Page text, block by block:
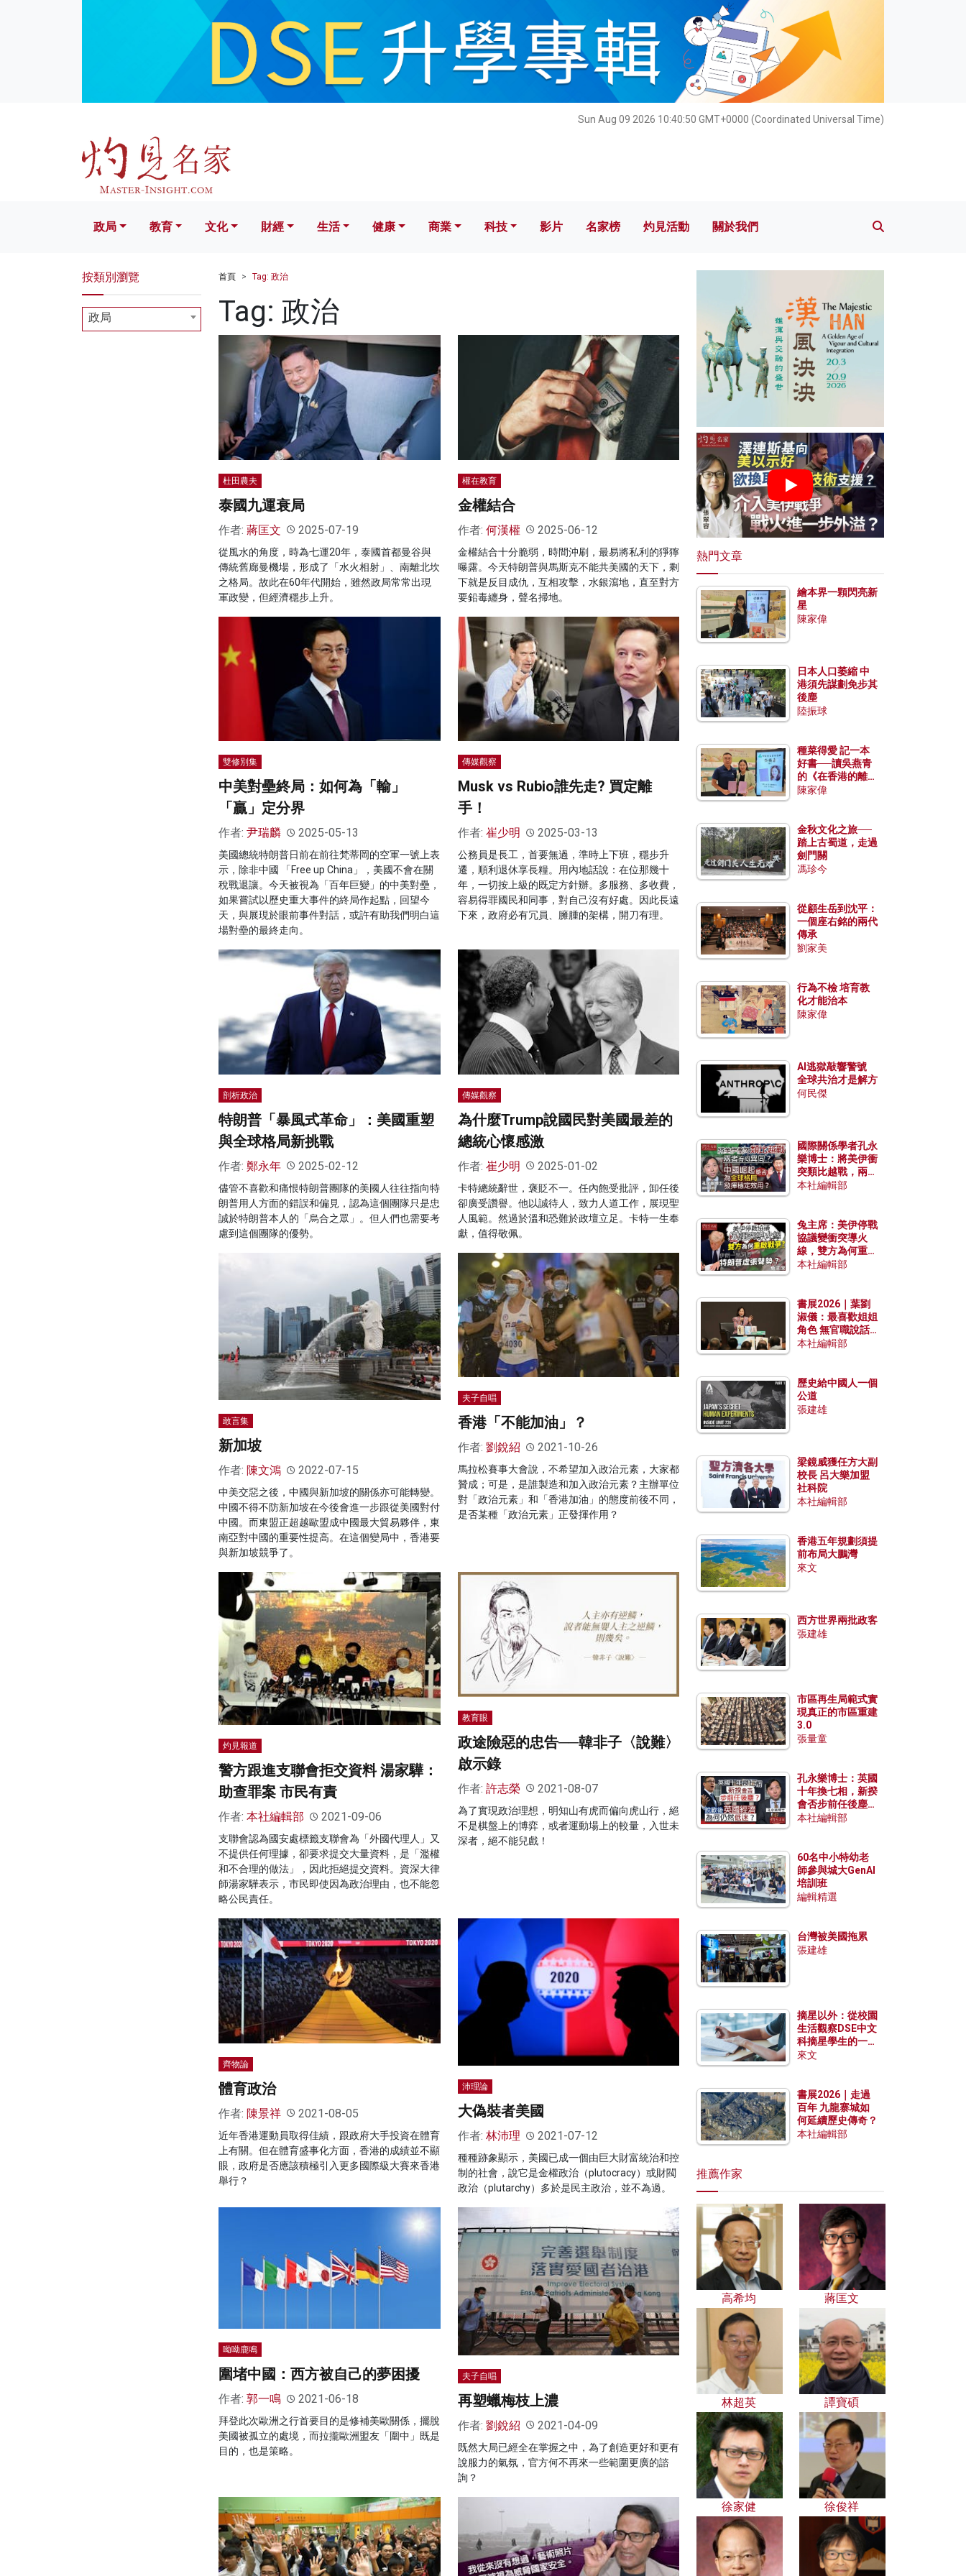
Sun Aug 09 2026 10:40:51 GMT+0000 (Coordinated Universal Time)
文化 財經 生活 健康 科技 影片 名家榜 灼見活動 關於我們
政局 教育 文化 財經 生活 健康 商業 科技 影片 名家榜 灼見活動 關於我們
首頁 Tag: 政治
Tag: 政治
杜田農夫
泰國九運衰局
作者: 蔣匡文 2025-07-19
從風水的角度，時為七運20年，泰國首都曼谷與
傳統舊廊曼機場，形成了「水火相射」、南離北坎
之格局。故此在60年代開始，雖然政局常常出現
軍政變，但經濟穩步上升。
權在教育
金權結合
作者: 何漢權 2025-06-12
金權結合十分脆弱，時間沖刷，最易將私利的猙獰
曝露。今天特朗普與馬斯克不能共美國的天下，剩
下就是反目成仇，互相攻擊，水銀瀉地，直至對方
要鉛毒纏身，聲名掃地。
雙修別集
中美對壘終局：如何為「輸」
「贏」定分界
作者: 尹瑞麟 2025-05-13
美國總統特朗普日前在前往梵蒂岡的空軍一號上表
示，除非中國 「Free up China」，美國不會在關
稅戰退讓。今天被視為「百年巨變」的中美對壘，
如果嘗試以歷史重大事件的終局作起點，回望今
天，與展現於眼前事件對話，或許有助我們明白這
場對壘的最終走向。
傳媒觀察
Musk vs Rubio誰先走? 買定離
手！
作者: 崔少明 2025-03-13
公務員是長工，首要無過，準時上下班，穩步升
遷，順利退休享長糧。用內地話說：在位那幾十
年，一切按上級的既定方針辦。多服務、多收費，
容易得罪國民和同事，對自己沒有好處。因此長遠
下來，政府必有冗員、臃腫的架構，開刀有理。
剖析政治
特朗普「暴風式革命」：美國重塑
與全球格局新挑戰
作者: 鄭永年 2025-02-12
儘管不喜歡和痛恨特朗普團隊的美國人往往指向特
朗普用人方面的錯誤和偏見，認為這個團隊只是忠
誠於特朗普本人的「烏合之眾」。但人們也需要考
慮到這個團隊的優勢。
傳媒觀察
為什麼Trump說國民對美國最差的
總統心懷感激
作者: 崔少明 2025-01-02
卡特總統辭世，褒貶不一。任內飽受批評，卸任後
卻廣受讚譽。他以誠待人，致力人道工作，展現聖
人風範。然過於溫和恐難於政壇立足。卡特一生奉
獻，值得敬佩。
敢言集
新加坡
作者: 陳文鴻 2022-07-15
中美交惡之後，中國與新加坡的關係亦可能轉變。
中國不得不防新加坡在今後會進一步跟從美國對付
中國。而東盟正超越歐盟成中國最大貿易夥伴，東
南亞對中國的重要性提高。在這個變局中，香港要
與新加坡競爭了。
夫子自唱
香港「不能加油」？
作者: 劉銳紹 2021-10-26
馬拉松賽事大會說，不希望加入政治元素，大家都
贊成；可是，是誰製造和加入政治元素？主辦單位
對「政治元素」和「香港加油」的態度前後不同，
是否某種「政治元素」正發揮作用？
灼見報道
警方跟進支聯會拒交資料 湯家驊：
助查罪案 市民有責
作者: 本社編輯部 2021-09-06
支聯會認為國安處標籤支聯會為「外國代理人」又
不提供任何理據，卻要求提交大量資料，是「濫權
和不合理的做法」，因此拒絕提交資料。資深大律
師湯家驊表示，市民即使因為政治理由，也不能忽
略公民責任。
教育眼
政途險惡的忠告──韓非子〈說難〉
啟示錄
作者: 許志榮 2021-08-07
為了實現政治理想，明知山有虎而偏向虎山行，絕
不是棋盤上的博弈，或者運動場上的較量，入世未
深者，絕不能兒戲！
齊物論
體育政治
作者: 陳景祥 2021-08-05
近年香港運動員取得佳績，跟政府大手投資在體育
上有關。但在體育盛事化方面，香港的成績並不顯
眼，政府是否應該積極引入更多國際級大賽來香港
舉行？
沛理論
大偽裝者美國
作者: 林沛理 2021-07-12
種種跡象顯示，美國已成一個由巨大財富統治和控
制的社會，說它是金權政治（plutocracy）或財閥
政治（plutarchy）多於是民主政治，並不為過。
呦呦鹿鳴
圍堵中國：西方被自己的夢困擾
作者: 郭一鳴 2021-06-18
拜登此次歐洲之行首要目的是修補美歐關係，擺脫
美國被孤立的處境，而拉攏歐洲盟友「圍中」既是
目的，也是策略。
夫子自唱
再塑蠟梅枝上濃
作者: 劉銳紹 2021-04-09
既然大局已經全在掌握之中，為了創造更好和更有
說服力的氣氛，官方何不再來一些範圍更廣的諮
詢？
按類別瀏覽
政局
熱門文章
繪本界一顆閃亮新
星
陳家偉
日本人口萎縮 中
港須先謀劃免步其
後塵
陸振球
種菜得愛 記一本
好書──讀吳燕青
的《在香港的離島
種菜》
陳家偉
金秋文化之旅──
踏上古蜀道，走過
劍門關
馮珍今
從顧生岳到沈平：
一個座右銘的兩代
傳承
劉家美
行為不檢 培育教
化才能治本
陳家偉
AI逃獄敲響警號
全球共治才是解方
何民傑
國際關係學者孔永
樂博士：將美伊衝
突類比越戰，兩者
有何異同？中國崛
本社編輯部
兔主席：美伊停戰
協議變衝突導火
線，雙方為何重啟
戰爭？伊朗一早洞
本社編輯部
書展2026｜葉劉
淑儀：最喜歡姐姐
角色 無官職說話
包袱少
本社編輯部
歷史給中國人一個
公道
張建雄
梁鏡威獲任方大副
校長 呂大樂加盟
社科院
本社編輯部
香港五年規劃須提
前布局大鵬灣
來文
西方世界兩批政客
張建雄
市區再生局範式實
現真正的市區重建
3.0
張量童
孔永樂博士：英國
十年換七相，新揆
會否步前任後塵？
脫歐後英國經濟為
本社編輯部
60名中小特幼老
師參與城大GenAI
培訓班
編輯精選
台灣被美國拖累
張建雄
摘星以外：從校園
生活觀察DSE中文
科摘星學生的一點
特質
來文
書展2026｜走過
百年 九龍寨城如
何延續歷史傳奇？
本社編輯部
推薦作家
高希均 蔣匡文
林超英 譚寶碩
徐家健 徐俊祥